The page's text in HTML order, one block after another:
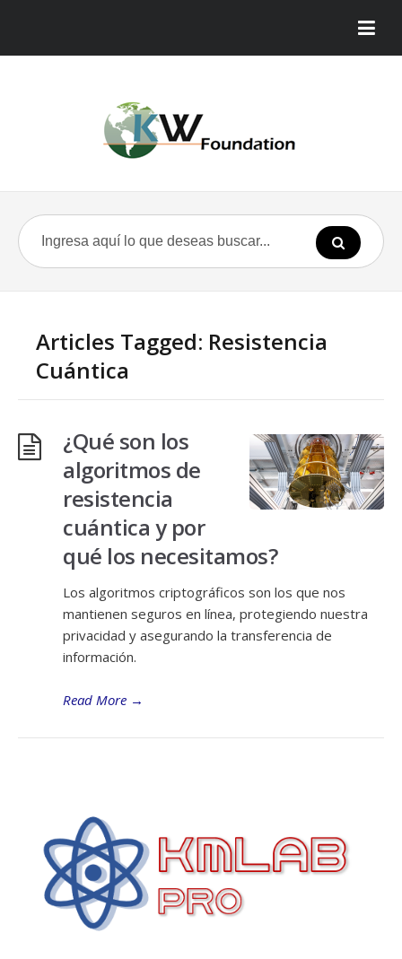
Articles Tagged: Resistencia
Cuántica
¿Qué son los
algoritmos de
resistencia
cuántica y por
qué los necesitamos?
Los algoritmos criptográficos son los que nos
mantienen seguros en línea, protegiendo nuestra
privacidad y asegurando la transferencia de
información.
Read More →